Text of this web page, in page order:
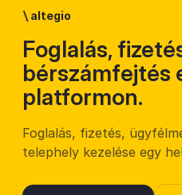
\ altegio
Foglalás,
bérszámfejtés
platformon.
Foglalás, fizetés,
telephely kezelése egy